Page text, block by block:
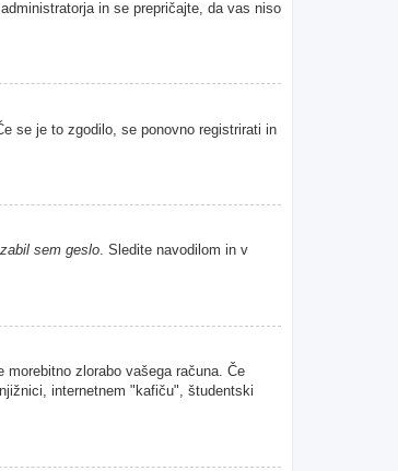
in se prepričajte, da vas niso
se je to zgodilo, se ponovno registrirati in
sem geslo. Sledite navodilom in v
zlorabo vašega računa. Če
internetnem "kafiču", študentski